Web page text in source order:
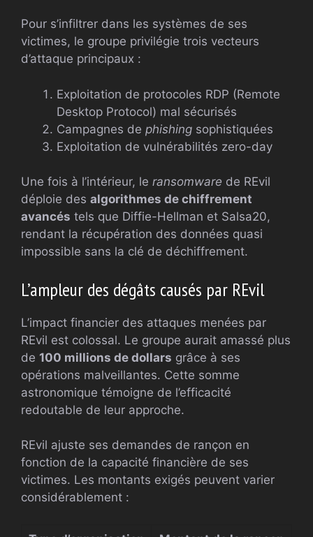
Pour s’infiltrer dans les systèmes de ses
victimes, le groupe privilégie trois vecteurs
d’attaque principaux :
Exploitation de protocoles RDP (Remote
Desktop Protocol) mal sécurisés
Campagnes de phishing sophistiquées
Exploitation de vulnérabilités zero-day
Une fois à l’intérieur, le ransomware de REvil
déploie des algorithmes de chiffrement
avancés tels que Diffie-Hellman et Salsa20,
rendant la récupération des données quasi
impossible sans la clé de déchiffrement.
L’ampleur des dégâts causés par REvil
L’impact financier des attaques menées par
REvil est colossal. Le groupe aurait amassé plus
de 100 millions de dollars grâce à ses
opérations malveillantes. Cette somme
astronomique témoigne de l’efficacité
redoutable de leur approche.
REvil ajuste ses demandes de rançon en
fonction de la capacité financière de ses
victimes. Les montants exigés peuvent varier
considérablement :